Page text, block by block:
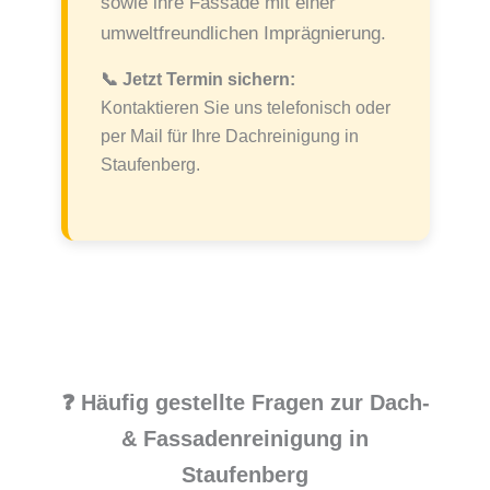
umweltfreundlichen Imprägnierung.
📞 Jetzt Termin sichern:
Kontaktieren Sie uns telefonisch oder
per Mail für Ihre Dachreinigung in
Staufenberg.
❓ Häufig gestellte Fragen zur Dach-
& Fassadenreinigung in
Staufenberg